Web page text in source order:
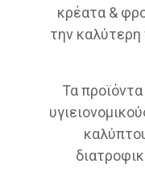
κρέατα &
την
Τα